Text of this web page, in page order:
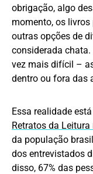
obrigação, algo
momento, os
outras opções de
considerada
vez mais difícil –
dentro ou fora das
Essa realidade
Retratos da Leitura
da população
dos entrevistados
disso, 67% das